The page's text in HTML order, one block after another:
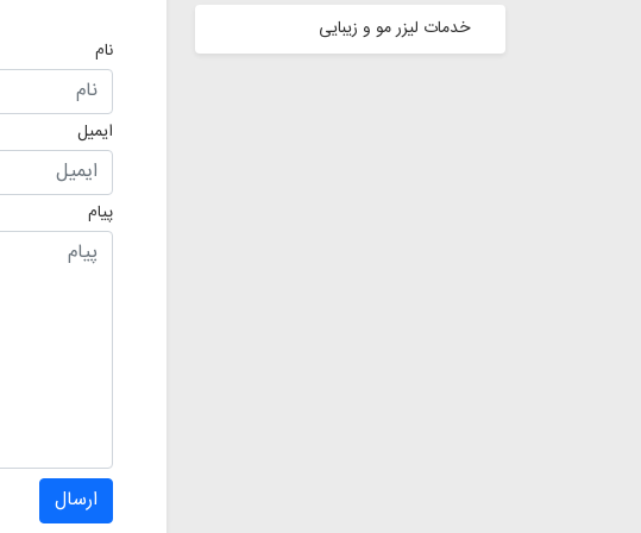
خدمات لیزر مو و زیبایی
نام
ایمیل
پیام
ارسال